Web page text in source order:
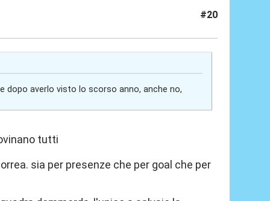
#20
dopo averlo visto lo scorso anno, anche no,
tutti
sia per presenze che per goal che per